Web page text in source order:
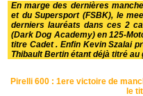
En marge des dernières
et du Supersport (FSBK), le
derniers lauréats dans ces 2
(Dark Dog Academy) en 125-
titre Cadet . Enfin Kevin Szalai
Thibault Bertin étant déjà titré au
Pirelli 600 : 1ere victoire de
le